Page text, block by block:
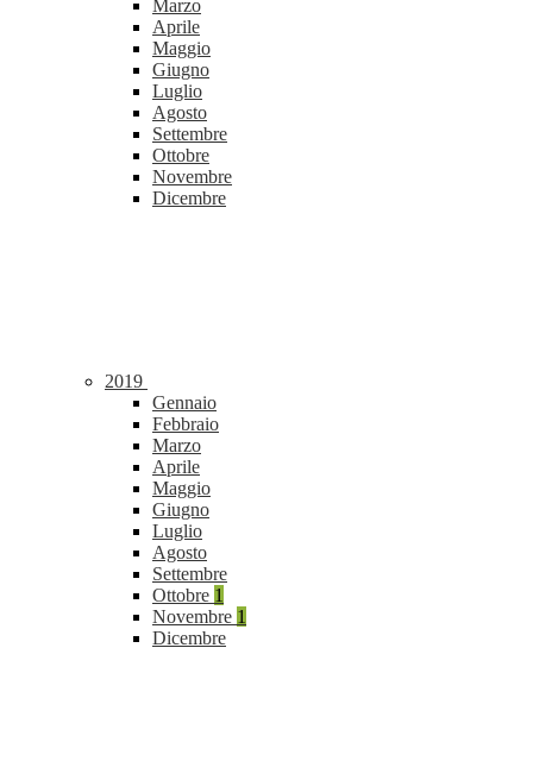
Marzo
Aprile
Maggio
Giugno
Luglio
Agosto
Settembre
Ottobre
Novembre
Dicembre
2019
Gennaio
Febbraio
Marzo
Aprile
Maggio
Giugno
Luglio
Agosto
Settembre
Ottobre 1
Novembre 1
Dicembre